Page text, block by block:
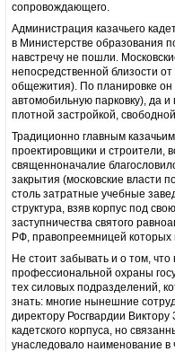
сопровождающего.
Администрация казачьего
в Министерстве образования
навстречу не пошли.
непосредственной близости
общежития). По планировке он
автомобильную парковку), да
плотной застройкой,
Традиционно главным
проектировщики и строители,
священноначалие
закрытия (московские власти
столь затратные учебные
структура, взяв корпус под
заступничества святого
РФ, правопреемницей которых
Не стоит забывать и о том, что
профессиональной охраны
тех силовых подразделений,
знать: многие нынешние
директору Росгвардии
кадетского корпуса, но
унаследовало наименование в